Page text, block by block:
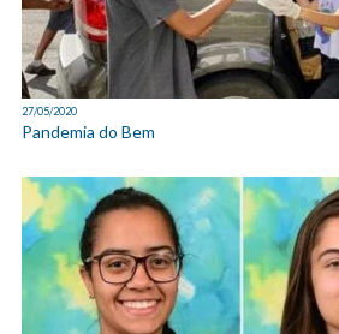
27/05/2020
Pandemia do Bem